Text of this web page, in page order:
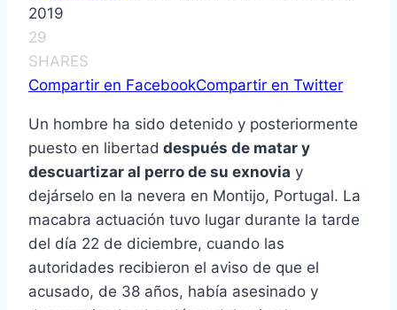
2019
29
SHARES
Compartir en FacebookCompartir en Twitter
Un hombre ha sido detenido y posteriormente
puesto en libertad después de matar y
descuartizar al perro de su exnovia y
dejárselo en la nevera en Montijo, Portugal. La
macabra actuación tuvo lugar durante la tarde
del día 22 de diciembre, cuando las
autoridades recibieron el aviso de que el
acusado, de 38 años, había asesinado y